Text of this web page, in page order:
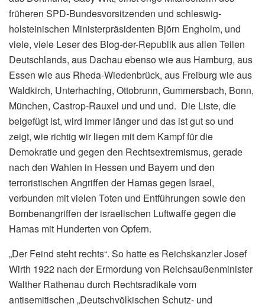
früheren SPD-Bundesvorsitzenden und schleswig-
holsteinischen Ministerpräsidenten Björn Engholm, und
viele, viele Leser des Blog-der-Republik aus allen Teilen
Deutschlands, aus Dachau ebenso wie aus Hamburg, aus
Essen wie aus Rheda-Wiedenbrück, aus Freiburg wie aus
Waldkirch, Unterhaching, Ottobrunn, Gummersbach, Bonn,
München, Castrop-Rauxel und und und. Die Liste, die
beigefügt ist, wird immer länger und das ist gut so und
zeigt, wie richtig wir liegen mit dem Kampf für die
Demokratie und gegen den Rechtsextremismus, gerade
nach den Wahlen in Hessen und Bayern und den
terroristischen Angriffen der Hamas gegen Israel,
verbunden mit vielen Toten und Entführungen sowie den
Bombenangriffen der israelischen Luftwaffe gegen die
Hamas mit Hunderten von Opfern.
„Der Feind steht rechts“. So hatte es Reichskanzler Josef
Wirth 1922 nach der Ermordung von Reichsaußenminister
Walther Rathenau durch Rechtsradikale vom
antisemitischen „Deutschvölkischen Schutz- und